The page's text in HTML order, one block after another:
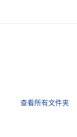
查看所有文件夹